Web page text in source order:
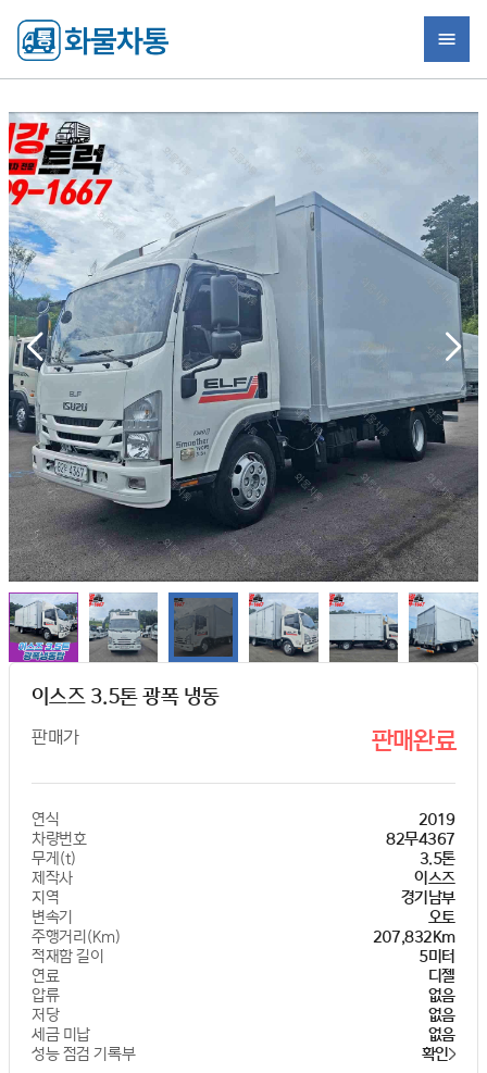
이스즈 3.5톤 광폭 냉동
판매가 판매완료
연식
2019
차량번호
82무4367
무게(t)
3.5톤
제작사
이스즈
지역
경기남부
변속기
오토
주행거리(Km)
207,832Km
적재함 길이
5미터
연료
디젤
압류
없음
저당
없음
세금 미납
없음
성능 점검 기록부
확인